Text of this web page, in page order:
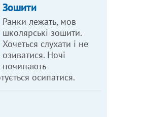
Зошити
Ранки лежать, мов
школярські зошити.
Хочеться слухати і не
озиватися. Ночі
починають
осипатися.